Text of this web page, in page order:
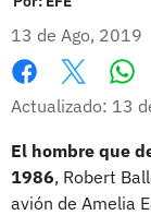
13 de Ago, 2019
Facebook
X
Actualizado: 13
El hombre que
1986, Robert
avión de Amelia